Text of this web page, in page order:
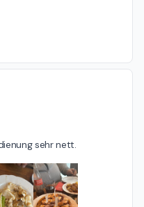
sehr nett.